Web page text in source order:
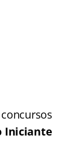
Iniciante